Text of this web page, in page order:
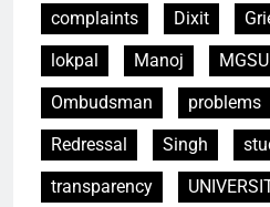
complaints
Dixit
lokpal
Manoj MGSU
Ombudsman
problems
Redressal
Singh
transparency